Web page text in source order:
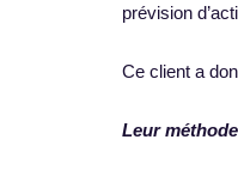
prévision
Ce client a
Leur